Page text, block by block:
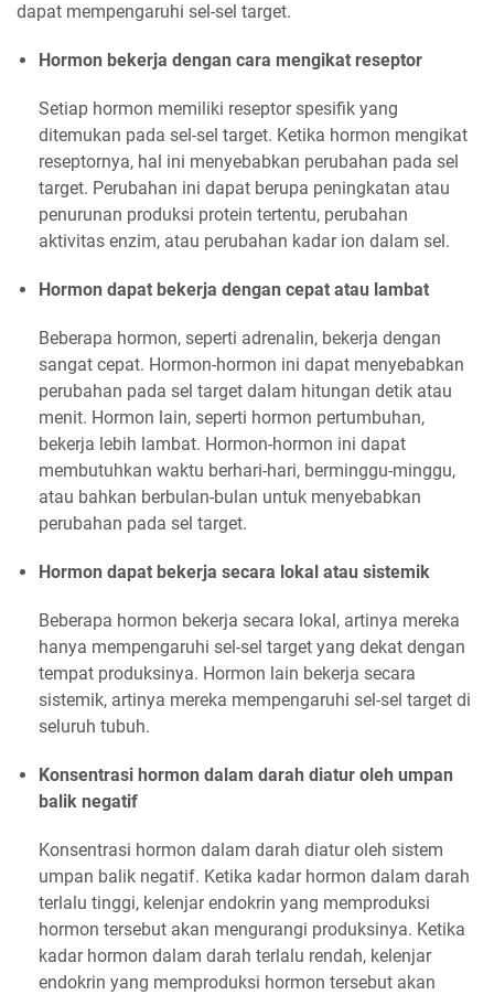
dapat mempengaruhi sel-sel target.
Hormon bekerja dengan cara mengikat reseptor
Setiap hormon memiliki reseptor spesifik yang
ditemukan pada sel-sel target. Ketika hormon mengikat
reseptornya, hal ini menyebabkan perubahan pada sel
target. Perubahan ini dapat berupa peningkatan atau
penurunan produksi protein tertentu, perubahan
aktivitas enzim, atau perubahan kadar ion dalam sel.
Hormon dapat bekerja dengan cepat atau lambat
Beberapa hormon, seperti adrenalin, bekerja dengan
sangat cepat. Hormon-hormon ini dapat menyebabkan
perubahan pada sel target dalam hitungan detik atau
menit. Hormon lain, seperti hormon pertumbuhan,
bekerja lebih lambat. Hormon-hormon ini dapat
membutuhkan waktu berhari-hari, berminggu-minggu,
atau bahkan berbulan-bulan untuk menyebabkan
perubahan pada sel target.
Hormon dapat bekerja secara lokal atau sistemik
Beberapa hormon bekerja secara lokal, artinya mereka
hanya mempengaruhi sel-sel target yang dekat dengan
tempat produksinya. Hormon lain bekerja secara
sistemik, artinya mereka mempengaruhi sel-sel target di
seluruh tubuh.
Konsentrasi hormon dalam darah diatur oleh umpan
balik negatif
Konsentrasi hormon dalam darah diatur oleh sistem
umpan balik negatif. Ketika kadar hormon dalam darah
terlalu tinggi, kelenjar endokrin yang memproduksi
hormon tersebut akan mengurangi produksinya. Ketika
kadar hormon dalam darah terlalu rendah, kelenjar
endokrin yang memproduksi hormon tersebut akan